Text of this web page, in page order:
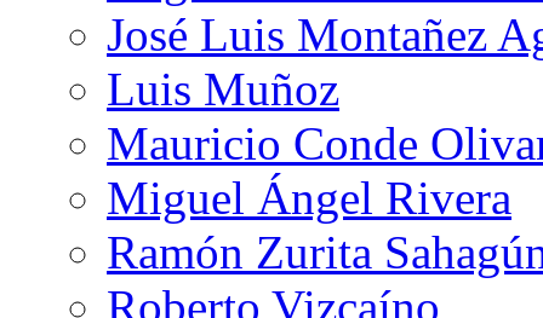
José Luis Montañez
Luis Muñoz
Mauricio Conde
Miguel Ángel Rivera
Ramón Zurita
Roberto Vizcaíno